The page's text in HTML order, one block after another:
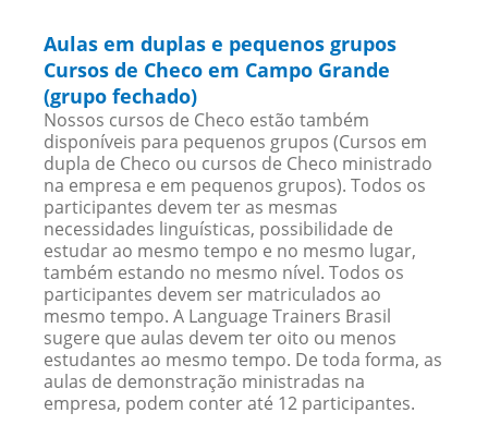
Aulas em duplas e pequenos grupos
Cursos de Checo em Campo Grande
(grupo fechado)
Nossos cursos de Checo estão também
disponíveis para pequenos grupos (Cursos em
dupla de Checo ou cursos de Checo ministrado
na empresa e em pequenos grupos). Todos os
participantes devem ter as mesmas
necessidades linguísticas, possibilidade de
estudar ao mesmo tempo e no mesmo lugar,
também estando no mesmo nível. Todos os
participantes devem ser matriculados ao
mesmo tempo. A Language Trainers Brasil
sugere que aulas devem ter oito ou menos
estudantes ao mesmo tempo. De toda forma, as
aulas de demonstração ministradas na
empresa, podem conter até 12 participantes.